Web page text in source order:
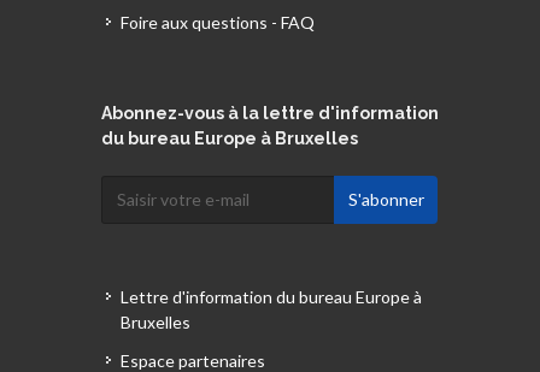
Foire aux questions - FAQ
Abonnez-vous à la lettre d'information
du bureau Europe à Bruxelles
Lettre d'information du bureau Europe à
Bruxelles
Espace partenaires